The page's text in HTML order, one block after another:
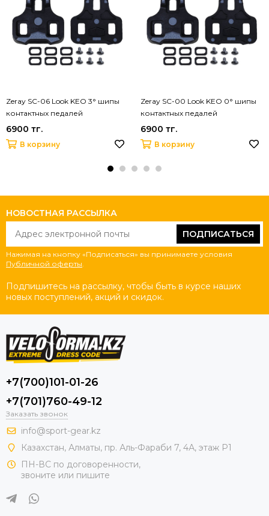
Zeray SC-06 Look KEO 3° шипы
контактных педалей
6900 тг.
В корзину
Zeray SC-00 Look KEO 0° шипы
контактных педалей
6900 тг.
В корзину
НОВОСТНАЯ РАССЫЛКА
ПОДПИСАТЬСЯ
Нажимая на кнопку «Подписаться» вы принимаете условия
Публичной оферты
Подпишитесь на рассылку, чтобы быть в курсе наших
новых поступлений, акций и скидок.
+7(700)101-01-26
+7(701)760-49-12
Заказать звонок
info@sport-gear.kz
Казахстан, Алматы, пр. Аль-Фараби 7, 4А, этаж Р1
ПН-ВС по договоренности,
звоните или пишите